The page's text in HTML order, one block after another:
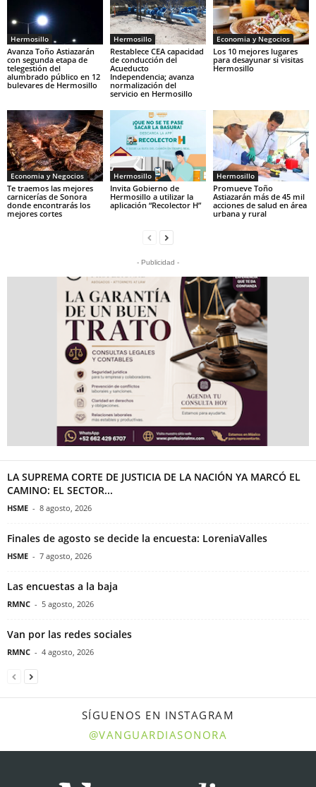
Hermosillo
Avanza Toño Astiazarán
con segunda etapa de
telegestión del
alumbrado público en 12
bulevares de Hermosillo
Hermosillo
Restablece CEA capacidad
de conducción del
Acueducto
Independencia; avanza
normalización del
servicio en Hermosillo
Economia y Negocios
Los 10 mejores lugares
para desayunar si visitas
Hermosillo
Economia y Negocios
Te traemos las mejores
carnicerías de Sonora
donde encontrarás los
mejores cortes
Hermosillo
Invita Gobierno de
Hermosillo a utilizar la
aplicación “Recolector H”
Hermosillo
Promueve Toño
Astiazarán más de 45 mil
acciones de salud en área
urbana y rural
- Publicidad -
LA SUPREMA CORTE DE JUSTICIA DE LA NACIÓN YA MARCÓ EL
CAMINO: EL SECTOR...
HSME - 8 agosto, 2026
Finales de agosto se decide la encuesta: LoreniaValles
HSME - 7 agosto, 2026
Las encuestas a la baja
RMNC - 5 agosto, 2026
Van por las redes sociales
RMNC - 4 agosto, 2026
SÍGUENOS EN INSTAGRAM
@VANGUARDIASONORA